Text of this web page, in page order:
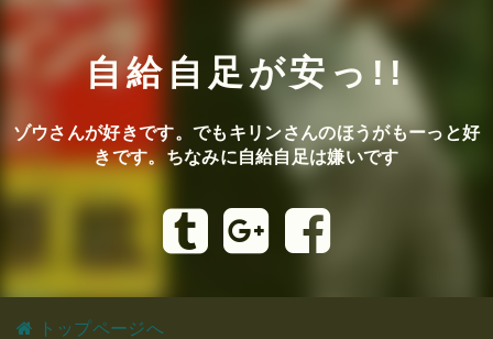
自給自足が安っ!!
ゾウさんが好きです。でもキリンさんのほうがもーっと好
きです。ちなみに自給自足は嫌いです
トップページへ